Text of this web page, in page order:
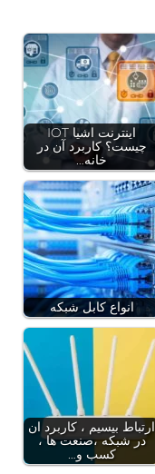
اینترنت اشیا IOT
چیست؟ کاربرد آن در
خانه…
انواع کابل شبکه
ارتباط بیسیم ، کاربرد ان
در شبکه ،صنعت ها ،
کسب و…